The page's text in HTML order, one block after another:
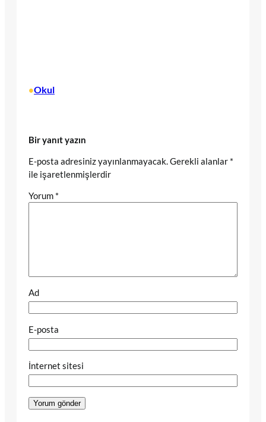
•Okul
Bir yanıt yazın
E-posta adresiniz yayınlanmayacak. Gerekli alanlar *
ile işaretlenmişlerdir
Yorum *
Ad
E-posta
İnternet sitesi